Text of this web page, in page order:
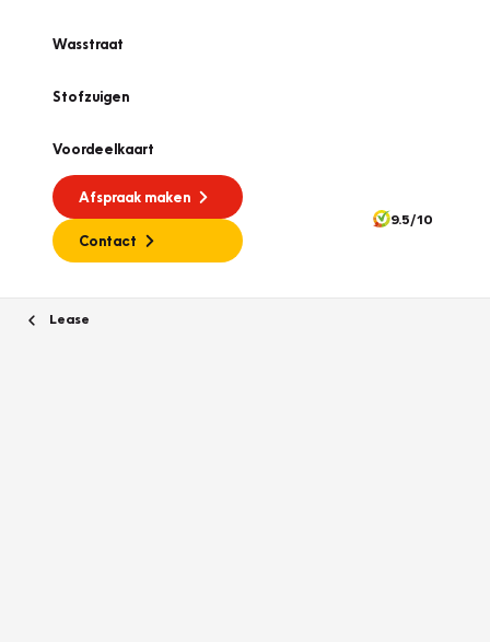
Wasstraat
Stofzuigen
Voordeelkaart
Afspraak maken
Contact
9.5/10
Lease